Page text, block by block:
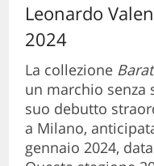
Leonardo
2024
La collezione
un marchio senza
suo debutto
a Milano,
gennaio 2024,